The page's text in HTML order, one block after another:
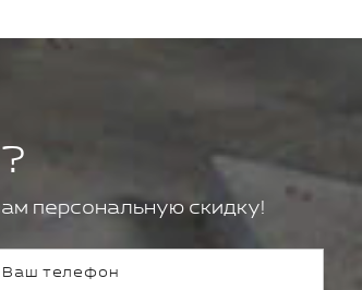
персональную скидку!